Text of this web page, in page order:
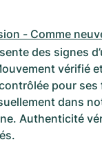
- Comme
des signes
vérifié
pour
dans
Authenticité